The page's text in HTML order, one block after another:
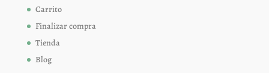
Carrito
Finalizar compra
Tienda
Blog